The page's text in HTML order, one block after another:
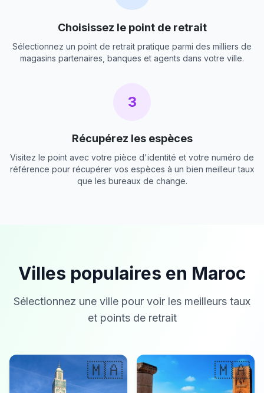
Choisissez le point de retrait
Sélectionnez un point de retrait pratique parmi des milliers de
magasins partenaires, banques et agents dans votre ville.
3
Récupérez les espèces
Visitez le point avec votre pièce d'identité et votre numéro de
référence pour récupérer vos espèces à un bien meilleur taux
que les bureaux de change.
Villes populaires en Maroc
Sélectionnez une ville pour voir les meilleurs taux
et points de retrait
🇲🇦 🇲🇦